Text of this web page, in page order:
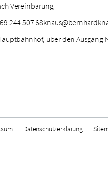
Vereinbarung
244 507
über den Ausgang
Datenschutzerklärung